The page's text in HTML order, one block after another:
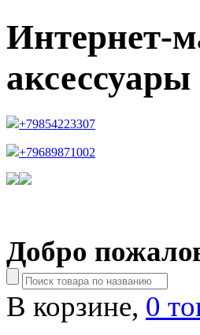
Интернет-
+79854223307
+79689871002
Добро
В корзине, 0